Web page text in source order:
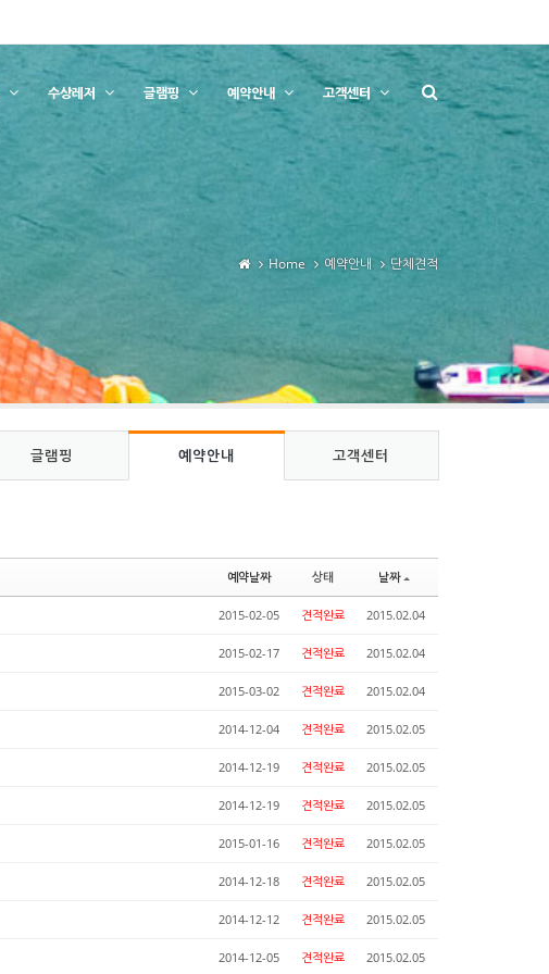
수상레저 글램핑 예약안내 고객센터
Home 예약안내 단체견적
글램핑 예약안내 고객센터
예약날짜 상태 날짜
2015-02-05 견적완료 2015.02.04
2015-02-17 견적완료 2015.02.04
2015-03-02 견적완료 2015.02.04
2014-12-04 견적완료 2015.02.05
2014-12-19 견적완료 2015.02.05
2014-12-19 견적완료 2015.02.05
2015-01-16 견적완료 2015.02.05
2014-12-18 견적완료 2015.02.05
2014-12-12 견적완료 2015.02.05
2014-12-05 견적완료 2015.02.05